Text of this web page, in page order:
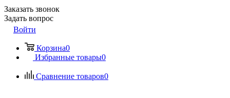
Заказать звонок
Задать вопрос
Войти
Корзина0
Избранные товары0
Сравнение товаров0